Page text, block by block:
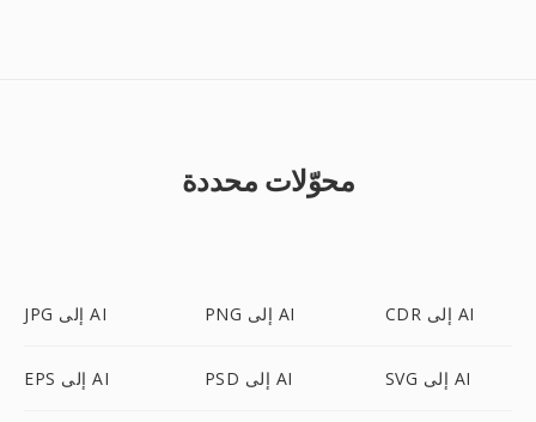
محوّلات محددة
JPG إلى AI PNG إلى AI CDR إلى AI
EPS إلى AI PSD إلى AI SVG إلى AI